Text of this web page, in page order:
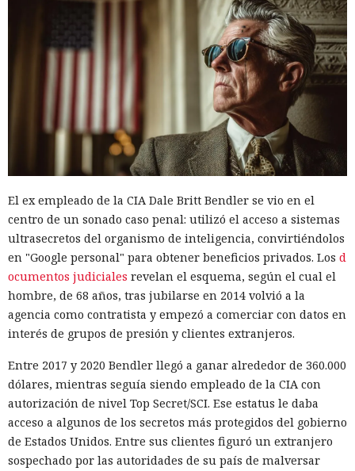
El ex empleado de la CIA Dale Britt Bendler se vio en el
centro de un sonado caso penal: utilizó el acceso a sistemas
ultrasecretos del organismo de inteligencia, convirtiéndolos
en "Google personal" para obtener beneficios privados. Los d
ocumentos judiciales revelan el esquema, según el cual el
hombre, de 68 años, tras jubilarse en 2014 volvió a la
agencia como contratista y empezó a comerciar con datos en
interés de grupos de presión y clientes extranjeros.
Entre 2017 y 2020 Bendler llegó a ganar alrededor de 360.000
dólares, mientras seguía siendo empleado de la CIA con
autorización de nivel Top Secret/SCI. Ese estatus le daba
acceso a algunos de los secretos más protegidos del gobierno
de Estados Unidos. Entre sus clientes figuró un extranjero
sospechado por las autoridades de su país de malversar